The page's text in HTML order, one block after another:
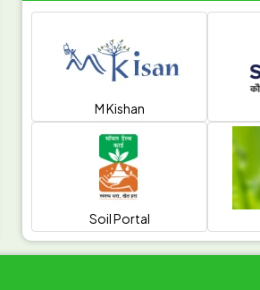
agricultural
Farmers were
use and benefits of
Azospirillum,
Azolla consortia,
Green Algae
Solubilizing
Arbuscular
for enhancing
productivity.
M Kishan
Soil Portal